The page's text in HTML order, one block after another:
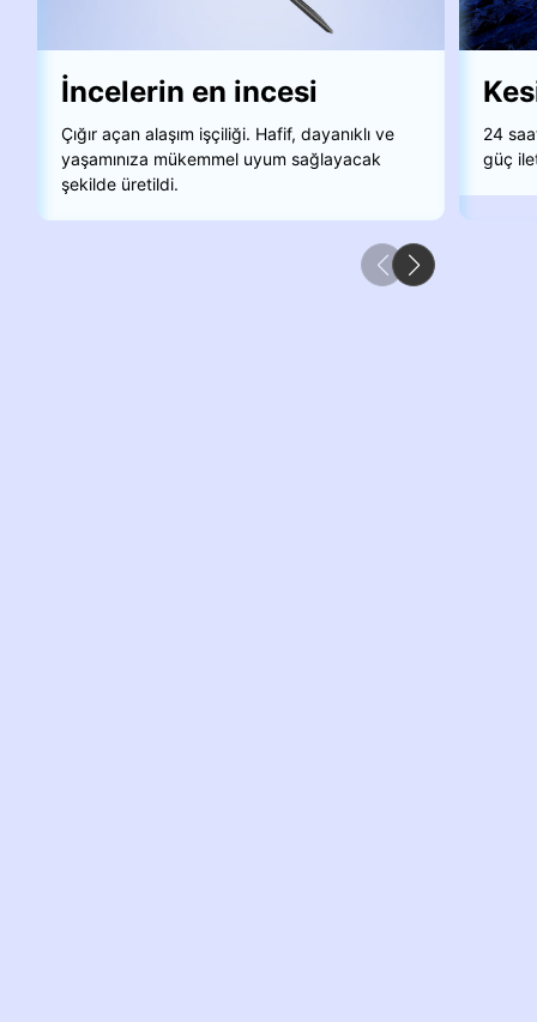
İncelerin en incesi
Çığır açan alaşım işçiliği. Hafif, dayanıklı ve
yaşamınıza mükemmel uyum sağlayacak
şekilde üretildi.
24
güç